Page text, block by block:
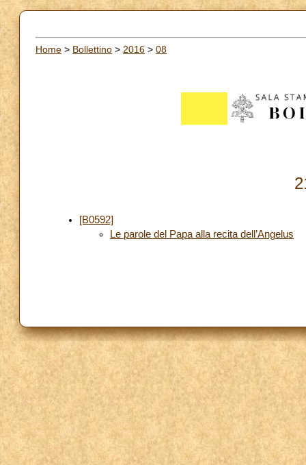
Home > Bollettino > 2016 > 08
[B0592]
Le parole del Papa alla recita dell’Angelus